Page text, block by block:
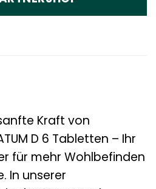
Kraft von
D 6 Tabletten – Ihr
für mehr Wohlbefinden
In unserer